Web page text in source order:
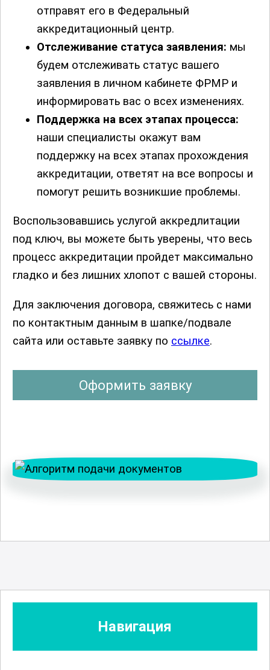
отправят его в Федеральный
аккредитационный центр.
Отслеживание статуса заявления: мы
будем отслеживать статус вашего
заявления в личном кабинете ФРМР и
информировать вас о всех изменениях.
Поддержка на всех этапах процесса:
наши специалисты окажут вам
поддержку на всех этапах прохождения
аккредитации, ответят на все вопросы и
помогут решить возникшие проблемы.
Воспользовавшись услугой аккредлитации
под ключ, вы можете быть уверены, что весь
процесс аккредитации пройдет максимально
гладко и без лишних хлопот с вашей стороны.
Для заключения договора, свяжитесь с нами
по контактным данным в шапке/подвале
сайта или оставьте заявку по ссылке.
Оформить заявку
Навигация